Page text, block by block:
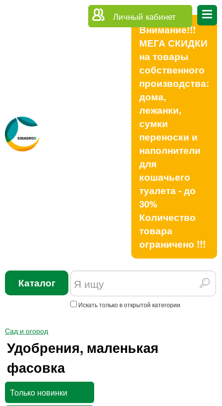
Личный кабинет
Внимание!!!
МЕГА СКИДКИ
на товары
собственного
производства:
дома,
лежанки,
сумки
переноски и
наполнители
для
кошачьего
туалета - до
30%
Количество
товара
ограничено !!!
Каталог
Искать только в открытой категории
Сад и огород
Удобрения, маленькая
фасовка
Только новинки